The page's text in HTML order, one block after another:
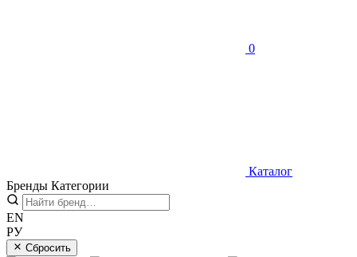
0
Каталог
Бренды Категории
EN
РУ
Сбросить